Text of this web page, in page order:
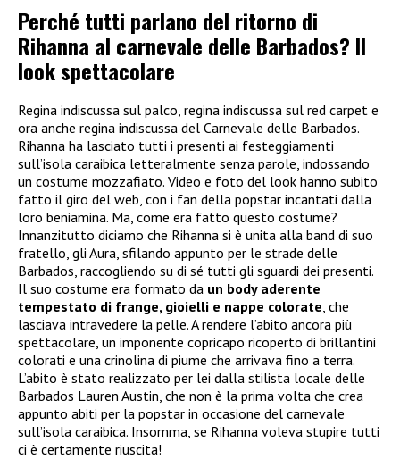
Perché tutti parlano del ritorno di
Rihanna al carnevale delle Barbados? Il
look spettacolare
Regina indiscussa sul palco, regina indiscussa sul red carpet e
ora anche regina indiscussa del Carnevale delle Barbados.
Rihanna ha lasciato tutti i presenti ai festeggiamenti
sull’isola caraibica letteralmente senza parole, indossando
un costume mozzafiato. Video e foto del look hanno subito
fatto il giro del web, con i fan della popstar incantati dalla
loro beniamina. Ma, come era fatto questo costume?
Innanzitutto diciamo che Rihanna si è unita alla band di suo
fratello, gli Aura, sfilando appunto per le strade delle
Barbados, raccogliendo su di sé tutti gli sguardi dei presenti.
Il suo costume era formato da un body aderente
tempestato di frange, gioielli e nappe colorate , che
lasciava intravedere la pelle. A rendere l’abito ancora più
spettacolare, un imponente copricapo ricoperto di brillantini
colorati e una crinolina di piume che arrivava fino a terra.
L’abito è stato realizzato per lei dalla stilista locale delle
Barbados Lauren Austin, che non è la prima volta che crea
appunto abiti per la popstar in occasione del carnevale
sull’isola caraibica. Insomma, se Rihanna voleva stupire tutti
ci è certamente riuscita!